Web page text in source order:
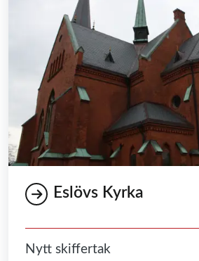
Eslövs Kyrka
Nytt skiffertak